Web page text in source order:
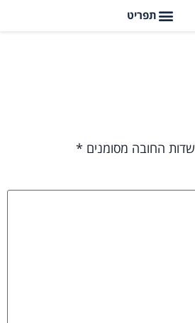
שדות החובה מסומנים *